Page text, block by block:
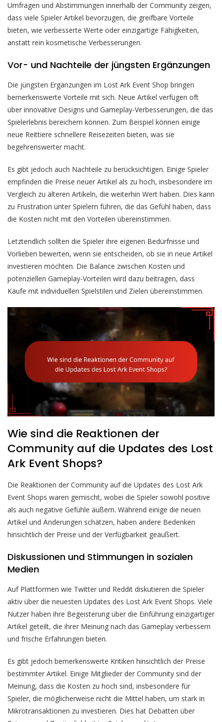
Umfragen und Abstimmungen innerhalb der Community zeigen,
dass viele Spieler Artikel bevorzugen, die greifbare Vorteile
bieten, wie verbesserte Werte oder einzigartige Fähigkeiten,
anstatt rein kosmetische Verbesserungen.
Vor- und Nachteile der jüngsten Ergänzungen
Die jüngsten Ergänzungen im Lost Ark Event Shop bringen
bemerkenswerte Vorteile mit sich. Neue Artikel verfügen oft
über innovative Designs und Gameplay-Verbesserungen, die das
Spielerlebnis bereichern können. Zum Beispiel können einige
neue Reittiere schnellere Reisezeiten bieten, was sie
begehrenswerter macht.
Es gibt jedoch auch Nachteile zu berücksichtigen. Einige Spieler
empfinden die Preise neuer Artikel als zu hoch, insbesondere im
Vergleich zu älteren Artikeln, die weiterhin Wert haben. Dies kann
zu Frustration unter Spielern führen, die das Gefühl haben, dass
die Kosten nicht mit den Vorteilen übereinstimmen.
Letztendlich sollten die Spieler ihre eigenen Bedürfnisse und
Vorlieben bewerten, wenn sie entscheiden, ob sie in neue Artikel
investieren möchten. Die Balance zwischen Kosten und
potenziellen Gameplay-Vorteilen wird dazu beitragen, dass
Käufe mit individuellen Spielstilen und Zielen übereinstimmen.
Wie sind die Reaktionen der
Community auf die Updates des Lost
Ark Event Shops?
Die Reaktionen der Community auf die Updates des Lost Ark
Event Shops waren gemischt, wobei die Spieler sowohl positive
als auch negative Gefühle äußern. Während einige die neuen
Artikel und Änderungen schätzen, haben andere Bedenken
hinsichtlich der Preise und der Verfügbarkeit geäußert.
Diskussionen und Stimmungen in sozialen
Medien
Auf Plattformen wie Twitter und Reddit diskutieren die Spieler
aktiv über die neuesten Updates des Lost Ark Event Shops. Viele
Nutzer haben ihre Begeisterung über die Einführung einzigartiger
Artikel geteilt, die ihrer Meinung nach das Gameplay verbessern
und frische Erfahrungen bieten.
Es gibt jedoch bemerkenswerte Kritiken hinsichtlich der Preise
bestimmter Artikel. Einige Mitglieder der Community sind der
Meinung, dass die Kosten zu hoch sind, insbesondere für
Spieler, die möglicherweise nicht die Mittel haben, um stark in
Mikrotransaktionen zu investieren. Dies hat Debatten über